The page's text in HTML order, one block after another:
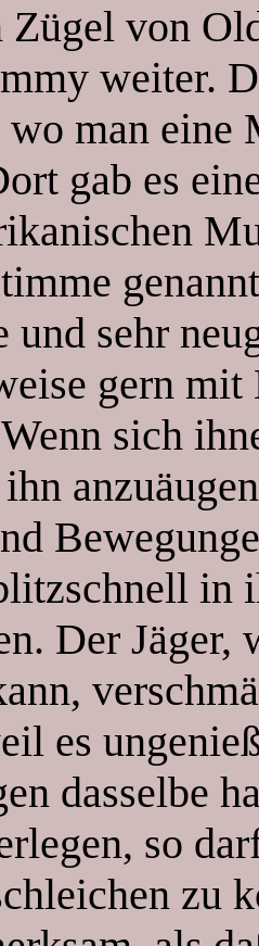
Zügel von
weiter.
wo man eine
gab es
und sehr
gern
sich
in
Der Jäger,
es
dasselbe
so
zu